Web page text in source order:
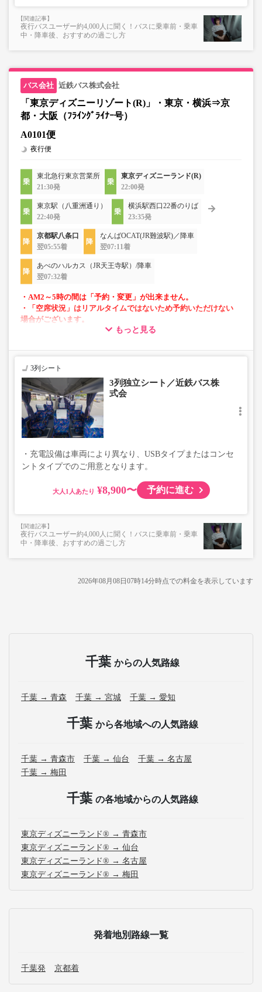
夜行バスユーザー約4,000人に聞く！バスに乗車前・乗車
中・降車後、おすすめの過ごし方
近鉄バス株式会社
「東京ディズニーリゾート(R)」・東京・横浜⇒京
都・大阪（ﾌﾗｲﾝｸﾞﾗｲﾅｰ号）
A0101便
夜行便
東北急行東京営業所
21:30発
東京ディズニーランド(R)
22:00発
東京駅（八重洲通り）
22:40発
横浜駅西口22番のりば
23:35発
京都駅八条口
翌05:55着
なんばOCAT(JR難波駅)／降車
翌07:11着
あべのハルカス（JR天王寺駅）/降車
翌07:32着
・AM2～5時の間は「予約・変更」が出来ません。
・「空席状況」はリアルタイムではないため予約いただけない
場合がございます。
・車両は予告なく変更となる場合がございます。これに伴い、
じめご了承ください。
す。
・ご予約の出発日・便の運行会社につきましては出発日間
際で決定しますので、カスタマーセンターまでお問い合わ
せをお願いいたします。
もっと見る
3列シート
3列独立シート／近鉄バス株
式会
・充電設備は車両により異なり、USBタイプまたはコンセ
ントタイプでのご用意となります。
大人 ¥8,900〜 予約に進む
夜行バスユーザー約4,000人に聞く！バスに乗車前・乗車
中・降車後、おすすめの過ごし方
2026年08月08日07時14分時点での料金を表示しています
千葉 からの人気路線
千葉 → 青森 千葉 → 宮城 千葉 → 愛知
千葉 から各地域への人気路線
千葉 → 青森市 千葉 → 仙台
千葉 → 名古屋
千葉 → 梅田
千葉 の各地域からの人気路線
東京ディズニーランド® → 青森市
東京ディズニーランド® → 仙台
東京ディズニーランド® → 名古屋
東京ディズニーランド® → 梅田
発着地別路線一覧
千葉発 京都着